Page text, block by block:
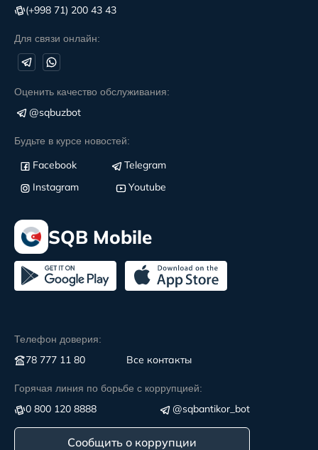
(+998 71) 200 43 43
Для связи онлайн:
Оценить качество обслуживания:
@sqbuzbot
Будьте в курсе новостей:
Facebook
Telegram
Instagram
Youtube
SQB Mobile
Телефон доверия:
78 777 11 80 Все контакты
Горячая линия по борьбе с коррупцией:
0 800 120 8888 @sqbantikor_bot
Сообщить о коррупции